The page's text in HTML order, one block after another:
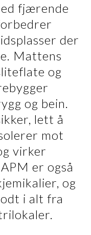
fjærende
der
Mattens
og
og bein.
lett å
mot
virker
er også
og
i alt fra